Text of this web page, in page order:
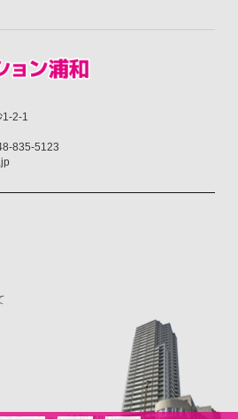
1-2-1
835-5123